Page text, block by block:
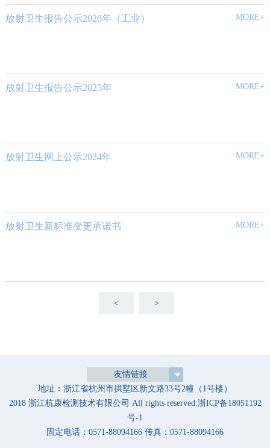
放射卫生报告公示2026年（工业） MORE+
放射卫生报告公示2025年 MORE+
放射卫生网上公示2024年 MORE+
放射卫生新标准变更承诺书 MORE+
< >
友情链接
地址：浙江省杭州市拱墅区新文路33号2幢（1号楼）
2018 浙江杭康检测技术有限公司 All rights reserved.浙ICP备18051192
号-1
固定电话：0571-88094166 传真：0571-88094166